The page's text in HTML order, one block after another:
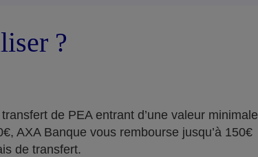
?
de PEA entrant d’une valeur minimale
AXA Banque vous rembourse jusqu’à 150€
de transfert.